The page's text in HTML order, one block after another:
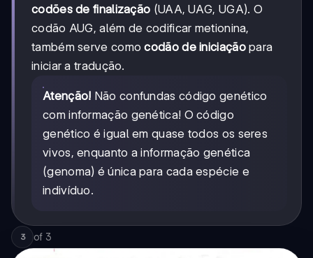
codões de finalização (UAA, UAG, UGA). O
codão AUG, além de codificar metionina,
também serve comocodão de iniciaçãopara
iniciar a tradução.
Atenção! Não confundas código genético
com informação genética! O código
genético é igual em quase todos os seres
vivos, enquanto a informação genética
(genoma) é única para cada espécie e
indivíduo.
3 of 3